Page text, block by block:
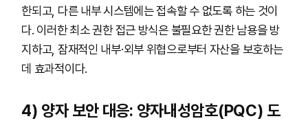
한되고, 다른 내부 시스템에는 접속할 수 없도록 하는 것이
다. 이러한 최소 권한 접근 방식은 불필요한 권한 남용을 방
지하고, 잠재적인 내부·외부 위협으로부터 자산을 보호하는
데 효과적이다.
4) 양자 보안 대응: 양자내성암호(PQC) 도